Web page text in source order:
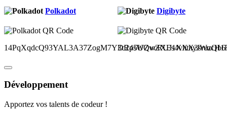
Polkadot
14PqXqdcQ93YAL3A37ZogM7Y3c2p5UQvcRUJ1XXX3sruzQb6
Digibyte
Développement
Apportez vos talents de codeur !